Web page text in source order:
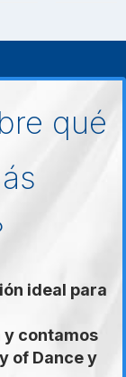
qué
ideal para
y contamos
of Dance y